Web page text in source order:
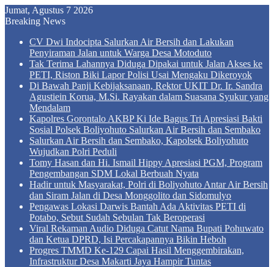
Jumat, Agustus 7 2026
Breaking News
CV Dwi Indocipta Salurkan Air Bersih dan Lakukan
Penyiraman Jalan untuk Warga Desa Motoduto
Tak Terima Lahannya Diduga Dipakai untuk Jalan Akses ke
PETI, Riston Biki Lapor Polisi Usai Mengaku Dikeroyok
Di Bawah Panji Kebijaksanaan, Rektor UKIT Dr. Ir. Sandra
Agustiein Korua, M.Si. Rayakan dalam Suasana Syukur yang
Mendalam
Kapolres Gorontalo AKBP Ki Ide Bagus Tri Apresiasi Bakti
Sosial Polsek Boliyohuto Salurkan Air Bersih dan Sembako
Salurkan Air Bersih dan Sembako, Kapolsek Boliyohuto
Wujudkan Polri Peduli
Tomy Hasan dan Hi. Ismail Hippy Apresiasi PGM, Program
Pengembangan SDM Lokal Berbuah Nyata
Hadir untuk Masyarakat, Polri di Boliyohuto Antar Air Bersih
dan Siram Jalan di Desa Monggolito dan Sidomulyo
Pengawas Lokasi Darwis Bantah Ada Aktivitas PETI di
Potabo, Sebut Sudah Sebulan Tak Beroperasi
Viral Rekaman Audio Diduga Catut Nama Bupati Pohuwato
dan Ketua DPRD, Isi Percakapannya Bikin Heboh
Progres TMMD Ke-129 Capai Hasil Menggembirakan,
Infrastruktur Desa Makarti Jaya Hampir Tuntas